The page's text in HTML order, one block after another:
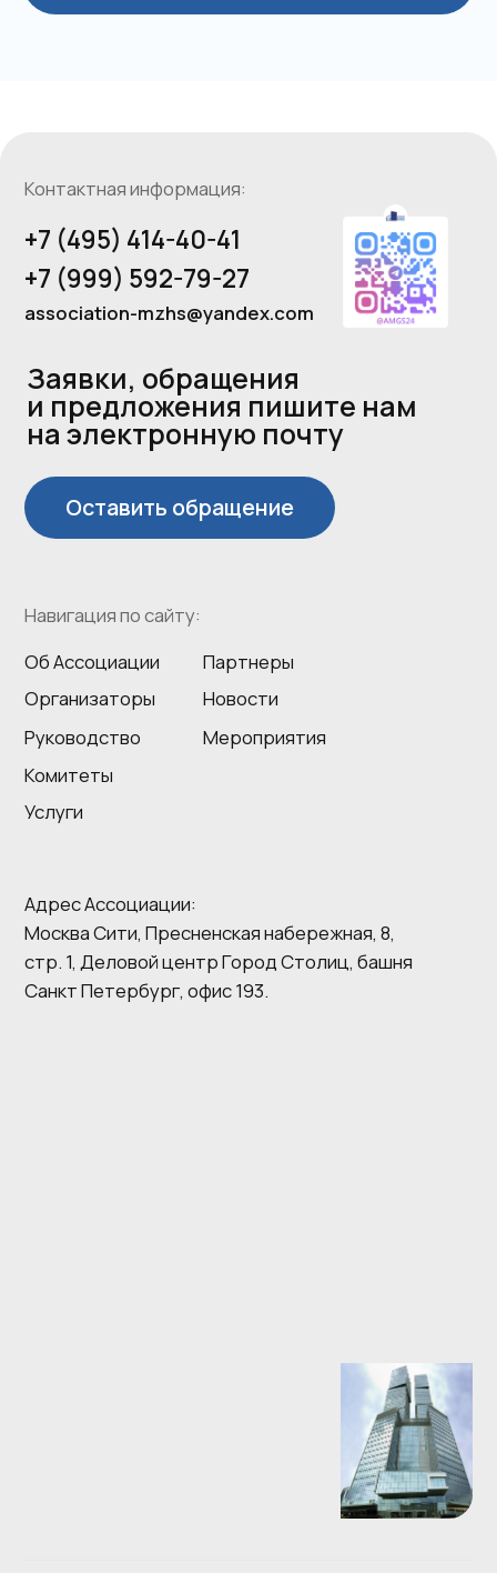
Ассоциация участников рынка
малоэтажного и индивидуального
ЕГРЮЛ 1257700005420
ИНН 9724211958
предполагает предоставление
согласия на получение
материалов сайта
Пользовательское соглашение
согласие с Политикой
конфиденциальности сайта